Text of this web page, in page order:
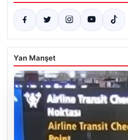
Yan Manşet